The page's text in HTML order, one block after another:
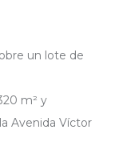
un lote de
m² y
Avenida Víctor